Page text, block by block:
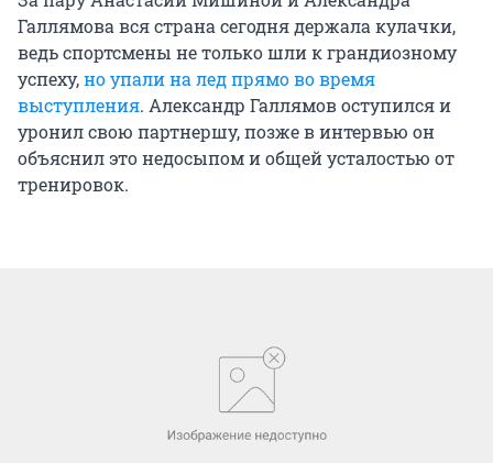
Галлямова вся страна сегодня держала кулачки,
ведь спортсмены не только шли к грандиозному
успеху,но упали на лед прямо во время
выступления. Александр Галлямов оступился и
уронил свою партнершу, позже в интервью он
объяснил это недосыпом и общей усталостью от
тренировок.